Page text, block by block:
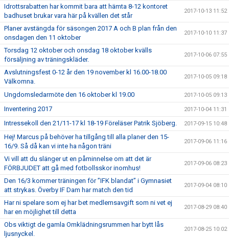
Idrottsrabatten har kommit bara att hämta 8-12 kontoret
badhuset brukar vara här på kvällen det står
2017-10-13 11:52
Planer avstängda för säsongen 2017 A och B plan från den
onsdagen den 11 oktober
2017-10-10 11:37
Torsdag 12 oktober och onsdag 18 oktober kvälls
försäljning av träningskläder.
2017-10-06 07:55
Avslutningsfest 0-12 år den 19 november kl 16.00-18.00
Välkomna.
2017-10-05 09:18
Ungdomsledarmöte den 16 oktober kl 19.00 2017-10-05 09:13
Inventering 2017 2017-10-04 11:31
Intressekoll den 21/11-17 kl 18-19 Föreläser Patrik Sjöberg. 2017-09-15 10:48
Hej! Marcus på behöver ha tillgång till alla planer den 15-
16/9. Så då kan vi inte ha någon träni
2017-09-06 11:16
Vi vill att du slänger ut en påminnelse om att det är
FÖRBJUDET att gå med fotbollsskor inomhus!
2017-09-06 08:23
Den 16/3 kommer träningen för ”IFK blandat” i Gymnasiet
att strykas. Överby IF Dam har match den tid
2017-09-04 08:10
Har ni spelare som ej har bet medlemsavgift som ni vet ej
har en möjlighet till detta
2017-08-29 08:40
Obs viktigt de gamla Omklädningsrummen har bytt lås
ljusnyckel.
2017-08-25 10:02